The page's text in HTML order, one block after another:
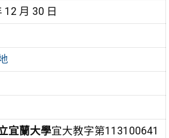
12 月 30 日
宜蘭大學宜大教字第113100641